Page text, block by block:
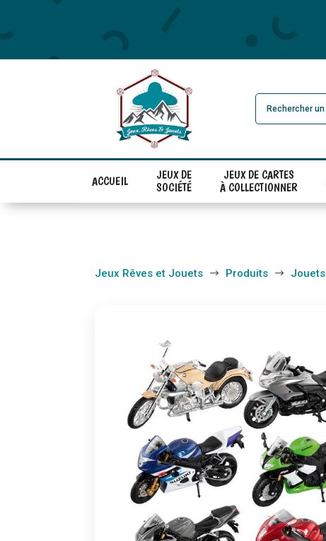
ACCUEIL
JEUX DE
SOCIÉTÉ
JEUX DE CARTES
À COLLECTIONNER
Jeux Rêves et Jouets $ Produits $ Jouets